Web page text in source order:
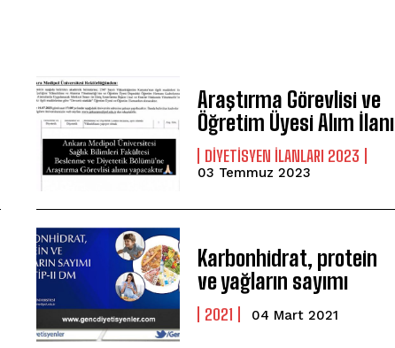
Araştırma Görevlisi ve
Öğretim Üyesi Alım İlanı
DIYETISYEN ILANLARI 2023
03 Temmuz 2023
Karbonhidrat, protein
ve yağların sayımı
2021 04 Mart 2021